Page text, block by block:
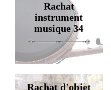
Rachat
instrument
musique 34
Rachat d'objet